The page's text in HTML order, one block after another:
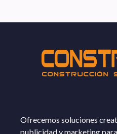
Ofrecemos soluciones
publicidad y marketing